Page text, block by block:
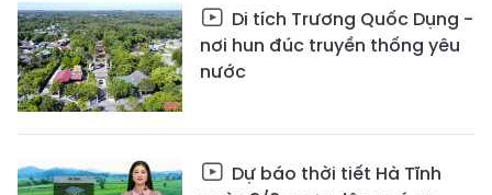
Di tích Trương Quốc Dụng -
nơi hun đúc truyền thống yêu
nước
Dự báo thời tiết Hà Tĩnh